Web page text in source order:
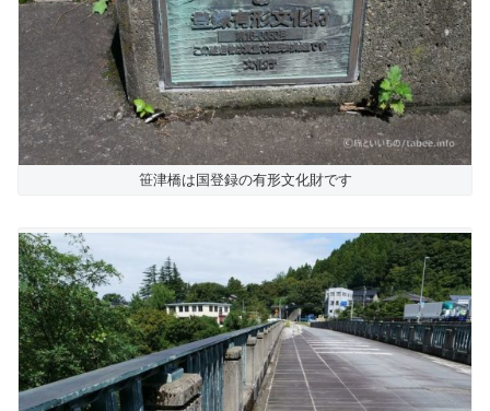
笹津橋は国登録の有形文化財です